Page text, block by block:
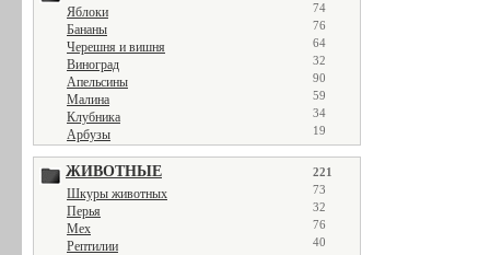
Яблоки 74
Бананы 76
Черешня и вишня 64
Виноград 32
Апельсины 90
Малина 59
Клубника 34
Арбузы 19
ЖИВОТНЫЕ 221
Шкуры животных 73
Перья 32
Мех 76
Рептилии 40